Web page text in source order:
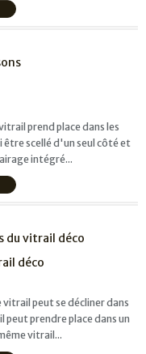
prend place dans les
être scellé d'un seul côté et
intégré...
du vitrail déco
peut se décliner dans
peut prendre place dans un
vitrail...